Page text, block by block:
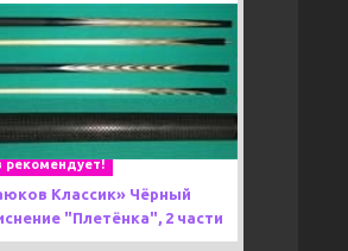
80 дней
-34%
подарок!
Новинка!
рекомендует!
Классик» Чёрный
"Плетёнка", 2 части